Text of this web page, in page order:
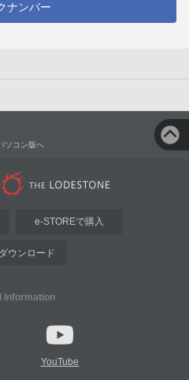
ナンバー
ソコン版へ
e-STOREで購入
ウンロード
Information
YouTube